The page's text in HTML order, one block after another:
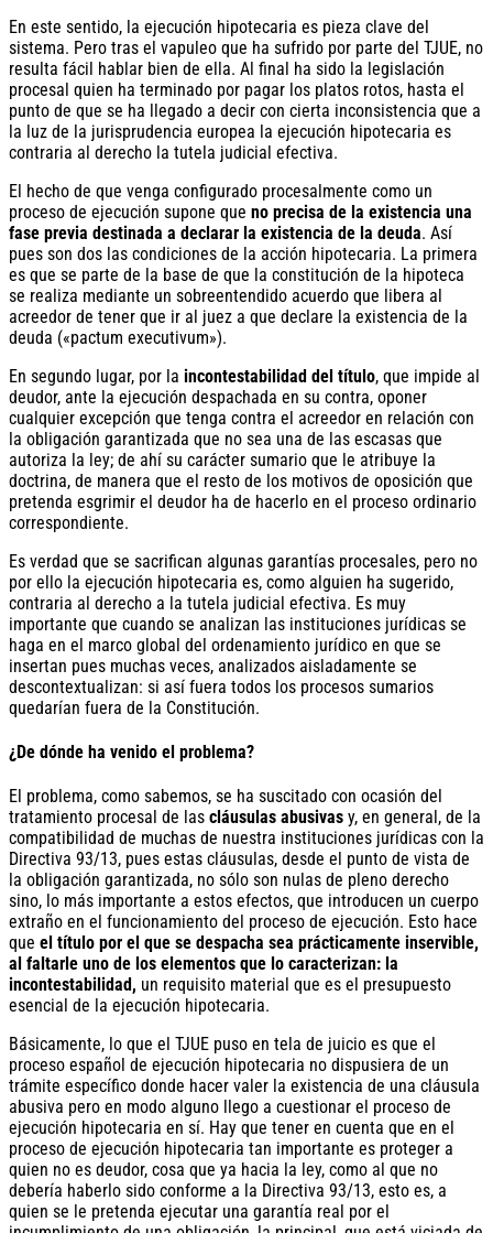
En este sentido, la ejecución hipotecaria es pieza clave del
sistema. Pero tras el vapuleo que ha sufrido por parte del TJUE, no
resulta fácil hablar bien de ella. Al final ha sido la legislación
procesal quien ha terminado por pagar los platos rotos, hasta el
punto de que se ha llegado a decir con cierta inconsistencia que a
la luz de la jurisprudencia europea la ejecución hipotecaria es
contraria al derecho la tutela judicial efectiva.
El hecho de que venga configurado procesalmente como un
proceso de ejecución supone que no precisa de la existencia una
fase previa destinada a declarar la existencia de la deuda. Así
pues son dos las condiciones de la acción hipotecaria. La primera
es que se parte de la base de que la constitución de la hipoteca
se realiza mediante un sobreentendido acuerdo que libera al
acreedor de tener que ir al juez a que declare la existencia de la
deuda («pactum executivum»).
En segundo lugar, por la incontestabilidad del título, que impide al
deudor, ante la ejecución despachada en su contra, oponer
cualquier excepción que tenga contra el acreedor en relación con
la obligación garantizada que no sea una de las escasas que
autoriza la ley; de ahí su carácter sumario que le atribuye la
doctrina, de manera que el resto de los motivos de oposición que
pretenda esgrimir el deudor ha de hacerlo en el proceso ordinario
correspondiente.
Es verdad que se sacrifican algunas garantías procesales, pero no
por ello la ejecución hipotecaria es, como alguien ha sugerido,
contraria al derecho a la tutela judicial efectiva. Es muy
importante que cuando se analizan las instituciones jurídicas se
haga en el marco global del ordenamiento jurídico en que se
insertan pues muchas veces, analizados aisladamente se
descontextualizan: si así fuera todos los procesos sumarios
quedarían fuera de la Constitución.
¿De dónde ha venido el problema?
El problema, como sabemos, se ha suscitado con ocasión del
tratamiento procesal de las cláusulas abusivas y, en general, de la
compatibilidad de muchas de nuestra instituciones jurídicas con la
Directiva 93/13, pues estas cláusulas, desde el punto de vista de
la obligación garantizada, no sólo son nulas de pleno derecho
sino, lo más importante a estos efectos, que introducen un cuerpo
extraño en el funcionamiento del proceso de ejecución. Esto hace
que el título por el que se despacha sea prácticamente inservible,
al faltarle uno de los elementos que lo caracterizan: la
incontestabilidad, un requisito material que es el presupuesto
esencial de la ejecución hipotecaria.
Básicamente, lo que el TJUE puso en tela de juicio es que el
proceso español de ejecución hipotecaria no dispusiera de un
trámite específico donde hacer valer la existencia de una cláusula
abusiva pero en modo alguno llego a cuestionar el proceso de
ejecución hipotecaria en sí. Hay que tener en cuenta que en el
proceso de ejecución hipotecaria tan importante es proteger a
quien no es deudor, cosa que ya hacia la ley, como al que no
debería haberlo sido conforme a la Directiva 93/13, esto es, a
quien se le pretenda ejecutar una garantía real por el